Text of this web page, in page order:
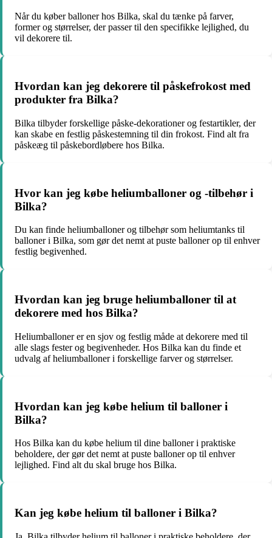
Når du køber balloner hos Bilka, skal du tænke på farver,
former og størrelser, der passer til den specifikke lejlighed, du
vil dekorere til.
Hvordan kan jeg dekorere til påskefrokost med
produkter fra Bilka?
Bilka tilbyder forskellige påske-dekorationer og festartikler, der
kan skabe en festlig påskestemning til din frokost. Find alt fra
påskeæg til påskebordløbere hos Bilka.
Hvor kan jeg købe heliumballoner og -tilbehør i
Bilka?
Du kan finde heliumballoner og tilbehør som heliumtanks til
balloner i Bilka, som gør det nemt at puste balloner op til enhver
festlig begivenhed.
Hvordan kan jeg bruge heliumballoner til at
dekorere med hos Bilka?
Heliumballoner er en sjov og festlig måde at dekorere med til
alle slags fester og begivenheder. Hos Bilka kan du finde et
udvalg af heliumballoner i forskellige farver og størrelser.
Hvordan kan jeg købe helium til balloner i
Bilka?
Hos Bilka kan du købe helium til dine balloner i praktiske
beholdere, der gør det nemt at puste balloner op til enhver
lejlighed. Find alt du skal bruge hos Bilka.
Kan jeg købe helium til balloner i Bilka?